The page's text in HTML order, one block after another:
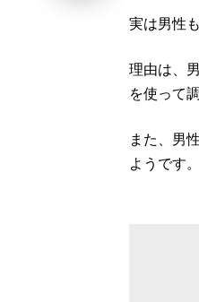
実は男性
理由は、
を使って
また、男
ようです